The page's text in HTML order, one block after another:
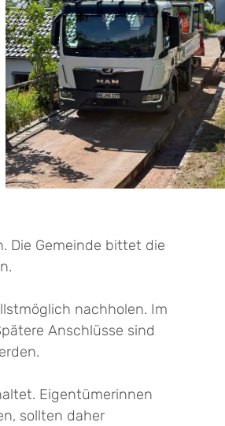
Die Gemeinde bittet die
nachholen. Im
Anschlüsse sind
Eigentümerinnen
sollten daher